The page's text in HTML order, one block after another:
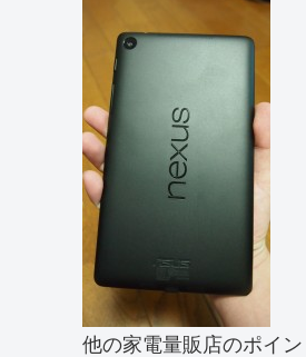
他の家電量販店のポイ